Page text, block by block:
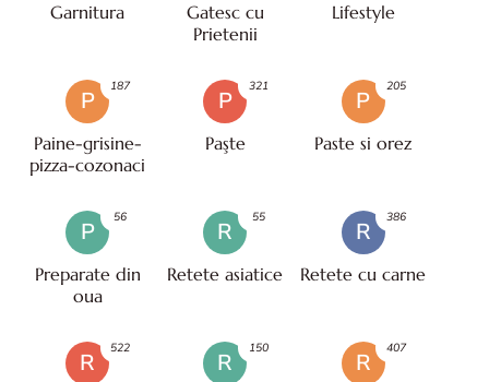
Garnitura
Gatesc cu
Prietenii
Lifestyle
P
Paine-grisine-
pizza-cozonaci
187
P
Paşte
321
P
Paste si orez
205
P
Preparate din
oua
56
R
Retete asiatice
55
R
Retete cu carne
386
R
522
R
150
R
407